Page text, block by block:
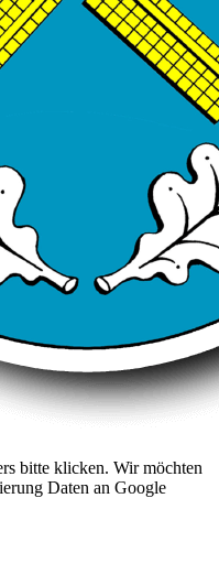
bitte klicken. Wir möchten
Daten an Google